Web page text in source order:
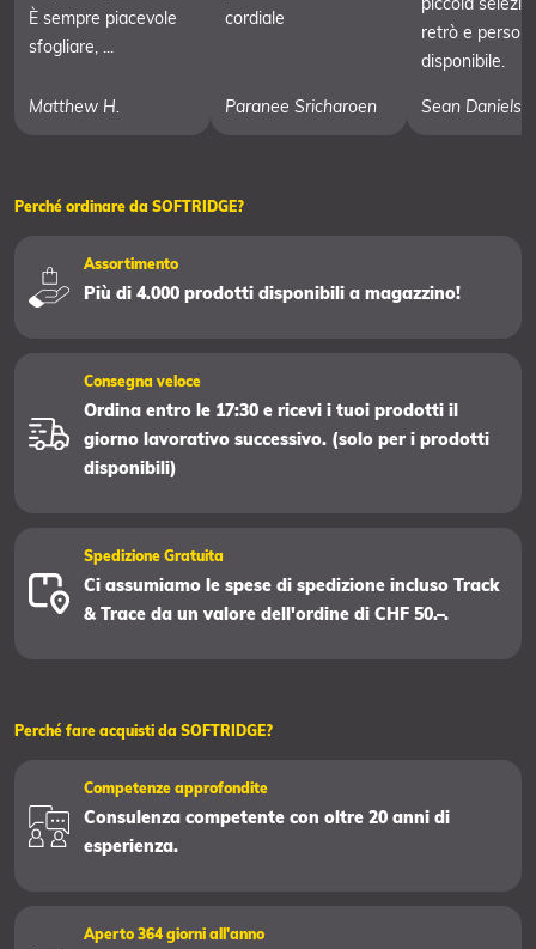
È sempre piacevole
sfogliare, ...
Matthew H.
cordiale
Paranee Sricharoen
retrò e
disponibile.
Sean Daniels
Perché ordinare da SOFTRIDGE?
Assortimento
Più di 4.000 prodotti disponibili a magazzino!
Consegna veloce
Ordina entro le 17:30 e ricevi i tuoi prodotti il
giorno lavorativo successivo. (solo per i prodotti
disponibili)
Spedizione Gratuita
Ci assumiamo le spese di spedizione incluso Track
& Trace da un valore dell'ordine di CHF 50.–.
Perché fare acquisti da SOFTRIDGE?
Competenze approfondite
Consulenza competente con oltre 20 anni di
esperienza.
Aperto 364 giorni all'anno